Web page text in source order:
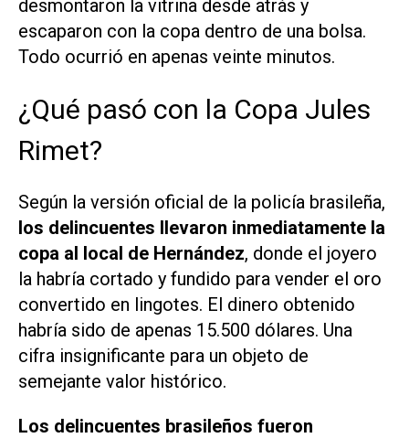
desmontaron la vitrina desde atrás y
escaparon con la copa dentro de una bolsa.
Todo ocurrió en apenas veinte minutos.
¿Qué pasó con la Copa Jules
Rimet?
Según la versión oficial de la policía brasileña,
los delincuentes llevaron inmediatamente la
copa al local de Hernández, donde el joyero
la habría cortado y fundido para vender el oro
convertido en lingotes. El dinero obtenido
habría sido de apenas 15.500 dólares. Una
cifra insignificante para un objeto de
semejante valor histórico.
Los delincuentes brasileños fueron